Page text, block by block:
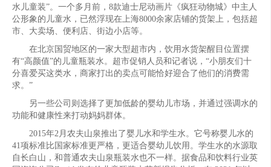
水儿童装”。一个多月前，8款迪士尼动画片《疯狂动物城》中主人
公形象的儿童水，已然浮现在上海8000余家店铺的货架上，包括超
市、大卖场、便利店、街边小店等。
在北京国贸地区的一家大型超市内，饮用水货架醒目位置摆
有“高颜值”的儿童瓶装水。超市促销人员和记者说，“小朋友们十
分喜爱买这类水，商家打出的卖点可能恰好迎合了他们的消费需
求。”
另一些公司则选择了更加低龄的婴幼儿市场，并通过强调水的
功能和健康性来打动妈妈群体。
2015年2月农夫山泉推出了婴儿水和学生水。它号称婴儿水的
41项标准比国家标准更严格，更适合婴幼儿饮用。学生水的水源取
自长白山，和普通农夫山泉瓶装水也不一样。据食品和饮料行业英